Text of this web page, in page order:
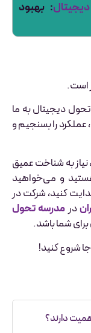
: بهبود
است.
دیجیتال به ما
را بسنجیم و
به شناخت عمیق
و می‌خواهید
کنید، شرکت در
درمدرسه تحول
شما باشد.
شروع کنید!